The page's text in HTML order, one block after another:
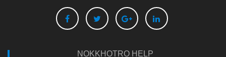
NOKKHOTRO HELP